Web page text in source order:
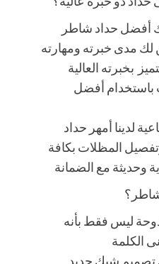
أفضل حداد شاطر
لك مدى خبرته ومهارته
بخبرته العالية
أفضل
لدينا أمهر حداد
المظلات بكافة
وحديثة مع الضمانة
ليس فقط بأنه
الكلمة
تصميم شبك حديد